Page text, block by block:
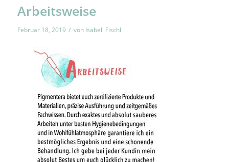
Arbeitsweise
Februar 18, 2019 / von Isabell Fischl